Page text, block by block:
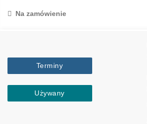
Na zamówienie
Terminy
Używany